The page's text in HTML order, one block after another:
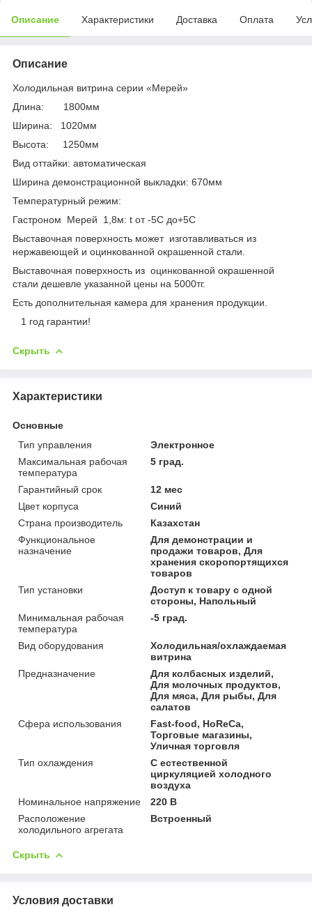
Описание Характеристики Доставка Оплата
Описание
Холодильная витрина серии «Мерей»
Длина: 1800мм
Ширина: 1020мм
Высота: 1250мм
Вид оттайки: автоматическая
Ширина демонстрационной выкладки: 670мм
Температурный режим:
Гастроном Мерей 1,8м: t от -5С до+5С
Выставочная поверхность может изготавливаться из
нержавеющей и оцинкованной окрашенной стали.
Выставочная поверхность из оцинкованной окрашенной
стали дешевле указанной цены на 5000тг.
Есть дополнительная камера для хранения продукции.
1 год гарантии!
Скрыть
Характеристики
Основные
Тип управления
Электронное
Максимальная рабочая
температура
5 град.
Гарантийный срок
12 мес
Цвет корпуса
Синий
Страна производитель
Казахстан
Функциональное
назначение
Для демонстрации и
продажи товаров, Для
хранения скоропортящихся
товаров
Тип установки
Доступ к товару с одной
стороны, Напольный
Минимальная рабочая
температура
-5 град.
Вид оборудования
Холодильная/охлаждаемая
витрина
Предназначение
Для колбасных изделий,
Для молочных продуктов,
Для мяса, Для рыбы, Для
салатов
Сфера использования
Fast-food, HoReCa,
Торговые магазины,
Уличная торговля
Тип охлаждения
С естественной
циркуляцией холодного
воздуха
Номинальное напряжение
220 В
Расположение
холодильного агрегата
Встроенный
Скрыть
Условия доставки